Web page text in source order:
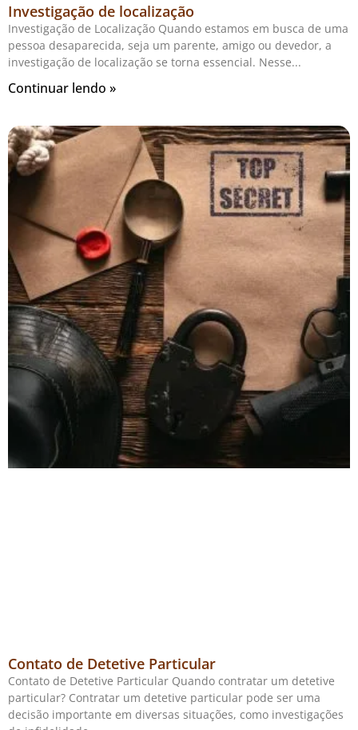
Investigação de localização
Investigação de Localização Quando estamos em busca de uma
pessoa desaparecida, seja um parente, amigo ou devedor, a
investigação de localização se torna essencial. Nesse
Continuar lendo »
Contato de Detetive Particular
Contato de Detetive Particular Quando contratar um detetive
particular? Contratar um detetive particular pode ser uma
decisão importante em diversas situações, como investigações